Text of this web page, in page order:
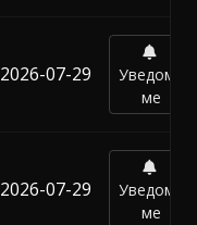
2026-07-29
Уведоми
ме
2026-07-29
Уведоми
ме